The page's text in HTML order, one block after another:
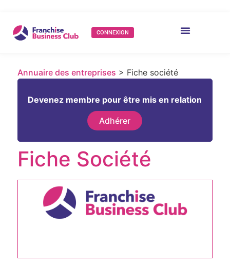
CONNEXION
Annuaire des entreprises > Fiche société
Devenez membre pour être mis en relation
Adhérer
Fiche Société